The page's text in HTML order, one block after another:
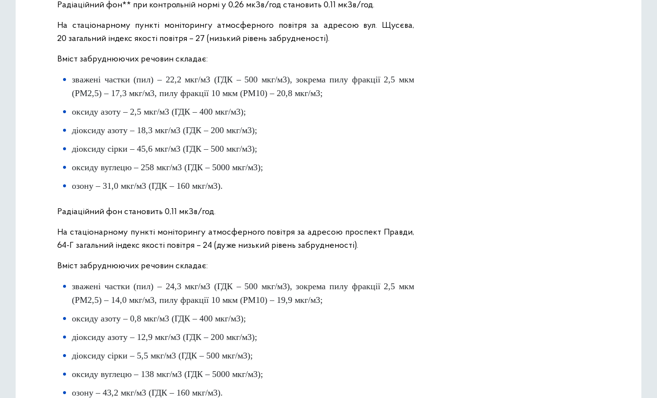
Радіаційний фон** при контрольній нормі у 0,26 мкЗв/год становить 0,11 мкЗв/год.
На стаціонарному пункті моніторингу атмосферного повітря за адресою вул. Щусєва,
20 загальний індекс якості повітря – 27 (низький рівень забрудненості).
Вміст забруднюючих речовин складає:
зважені частки (пил) – 22,2 мкг/м3 (ГДК – 500 мкг/м3), зокрема пилу фракції 2,5 мкм
(PM2,5) – 17,3 мкг/м3, пилу фракції 10 мкм (PM10) – 20,8 мкг/м3;
оксиду азоту – 2,5 мкг/м3 (ГДК – 400 мкг/м3);
діоксиду азоту – 18,3 мкг/м3 (ГДК – 200 мкг/м3);
діоксиду сірки – 45,6 мкг/м3 (ГДК – 500 мкг/м3);
оксиду вуглецю – 258 мкг/м3 (ГДК – 5000 мкг/м3);
озону – 31,0 мкг/м3 (ГДК – 160 мкг/м3).
Радіаційний фон становить 0,11 мкЗв/год.
На стаціонарному пункті моніторингу атмосферного повітря за адресою проспект Правди,
64-Г загальний індекс якості повітря – 24 (дуже низький рівень забрудненості).
Вміст забруднюючих речовин складає:
зважені частки (пил) – 24,3 мкг/м3 (ГДК – 500 мкг/м3), зокрема пилу фракції 2,5 мкм
(PM2,5) – 14,0 мкг/м3, пилу фракції 10 мкм (PM10) – 19,9 мкг/м3;
оксиду азоту – 0,8 мкг/м3 (ГДК – 400 мкг/м3);
діоксиду азоту – 12,9 мкг/м3 (ГДК – 200 мкг/м3);
діоксиду сірки – 5,5 мкг/м3 (ГДК – 500 мкг/м3);
оксиду вуглецю – 138 мкг/м3 (ГДК – 5000 мкг/м3);
озону – 43,2 мкг/м3 (ГДК – 160 мкг/м3).